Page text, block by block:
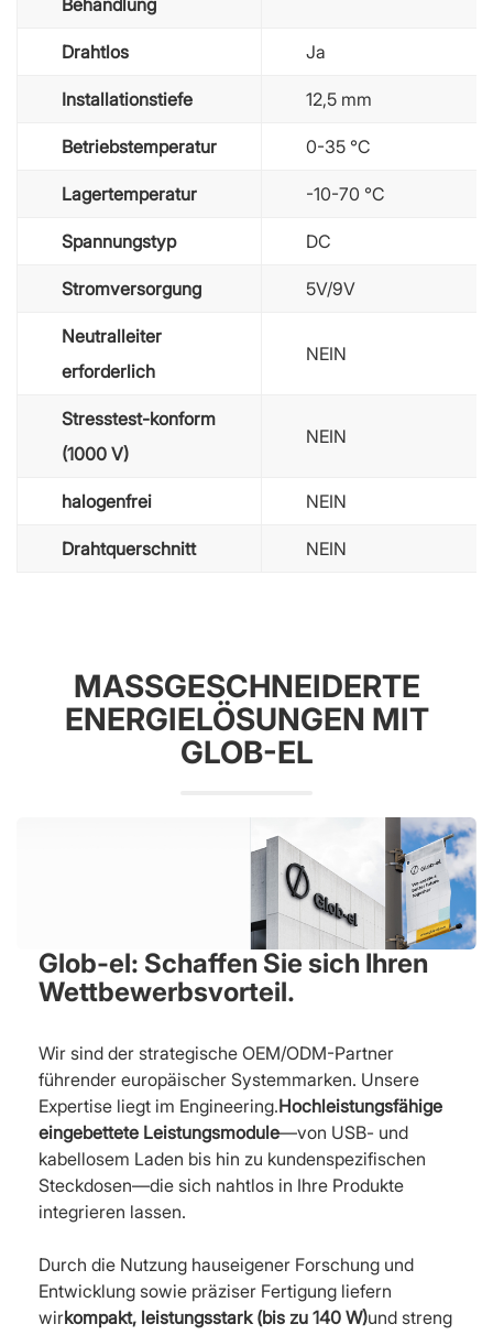
Drahtlos Ja
Installationstiefe 12,5 mm
Betriebstemperatur 0-35 ℃
Lagertemperatur -10-70 ℃
Spannungstyp DC
Stromversorgung 5V/9V
Neutralleiter
erforderlich
NEIN
Stresstest-konform
(1000 V)
NEIN
halogenfrei NEIN
Drahtquerschnitt NEIN
MASSGESCHNEIDERTE E
NERGIELÖSUNGEN MIT G
LOB-EL
Glob-el: Schaffen Sie sich Ihren
Wettbewerbsvorteil.
Wir sind der strategische OEM/ODM-Partner
führender europäischer Systemmarken. Unsere
Expertise liegt im Engineering.Hochleistungsfähige
eingebettete Leistungsmodule—von USB- und
kabellosem Laden bis hin zu kundenspezifischen
Steckdosen—die sich nahtlos in Ihre Produkte
integrieren lassen.
Durch die Nutzung hauseigener Forschung und
Entwicklung sowie präziser Fertigung liefern
wirkompakt, leistungsstark (bis zu 140 W)und streng